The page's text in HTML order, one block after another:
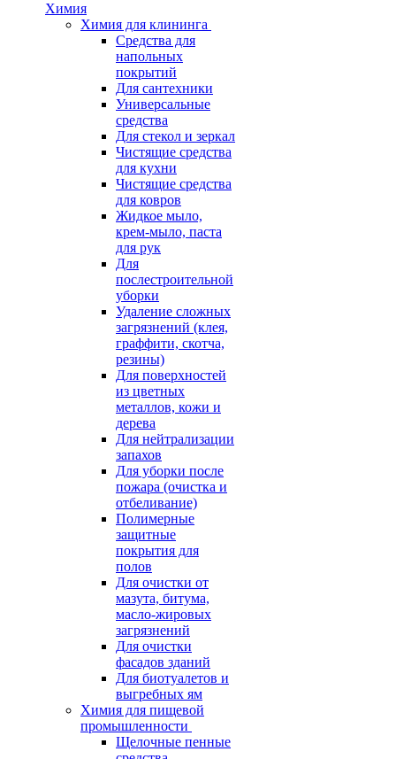
Химия
Химия для клининга
Средства для
напольных
покрытий
Для сантехники
Универсальные
средства
Для стекол и зеркал
Чистящие средства
для кухни
Чистящие средства
для ковров
Жидкое мыло,
крем-мыло, паста
для рук
Для
послестроительной
уборки
Удаление сложных
загрязнений (клея,
граффити, скотча,
резины)
Для поверхностей
из цветных
металлов, кожи и
дерева
Для нейтрализации
запахов
Для уборки после
пожара (очистка и
отбеливание)
Полимерные
защитные
покрытия для
полов
Для очистки от
мазута, битума,
масло-жировых
загрязнений
Для очистки
фасадов зданий
Для биотуалетов и
выгребных ям
Химия для пищевой
промышленности
Щелочные пенные